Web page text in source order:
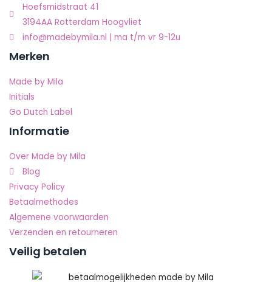
Hoefsmidstraat 41
3194AA Rotterdam Hoogvliet
info@madebymila.nl | ma t/m vr 9-12u
Merken
Made by Mila
Initials
Go Dutch Label
Informatie
Over Made by Mila
Blog
Privacy Policy
Betaalmethodes
Algemene voorwaarden
Verzenden en retourneren
Veilig betalen